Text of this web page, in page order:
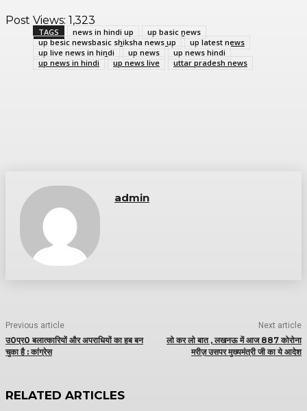
Post Views: 1,323
TAGS news in hindi up
up basic news
up besic newsbasic shiksha news up
up latest news
up live news in hindi
up news
up news hindi
up news in hindi
up news live uttar pradesh news
admin
Previous article
उ0प्र0 बलात्कारियों और अपराधियों का हब बन
चुका है : कांग्रेस
Next article
लो कर लो बात , लखनऊ में आज 887 कोरोना
मरीज़ उसपर मुख्यमंत्री जी का ये आदेश
RELATED ARTICLES